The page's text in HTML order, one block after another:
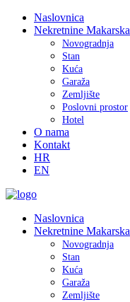
Naslovnica
Nekretnine Makarska
Novogradnja
Stan
Kuća
Garaža
Zemljište
Poslovni prostor
Hotel
O nama
Kontakt
HR
EN
Naslovnica
Nekretnine Makarska
Novogradnja
Stan
Kuća
Garaža
Zemljište